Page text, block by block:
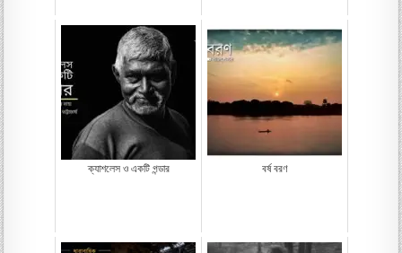
ক্যাশলেস ও একটি গন্ডার বর্ষ বরণ